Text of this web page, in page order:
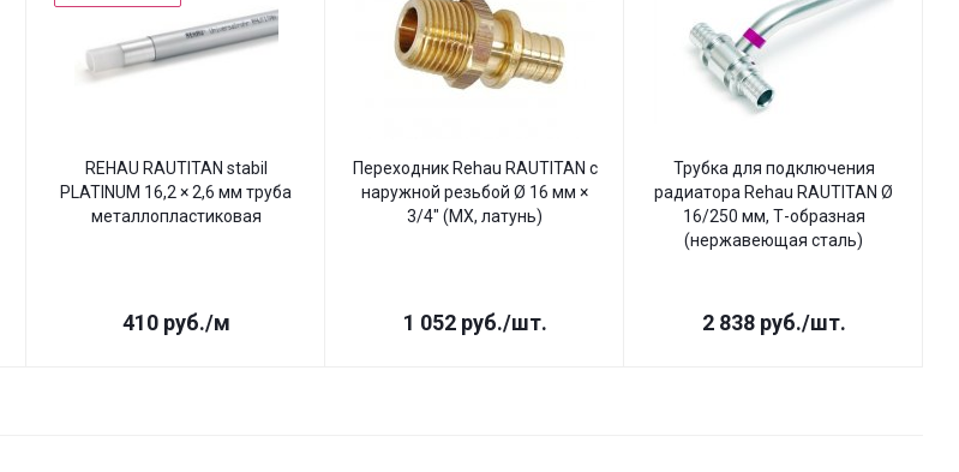
REHAU RAUTITAN stabil
PLATINUM 16,2 × 2,6 мм труба
металлопластиковая
410руб./м
Переходник Rehau RAUTITAN с
наружной резьбой Ø 16 мм ×
3/4" (MX, латунь)
1 052руб./шт.
Трубка для подключения
радиатора Rehau RAUTITAN Ø
16/250 мм, Т-образная
(нержавеющая сталь)
2 838руб./шт.